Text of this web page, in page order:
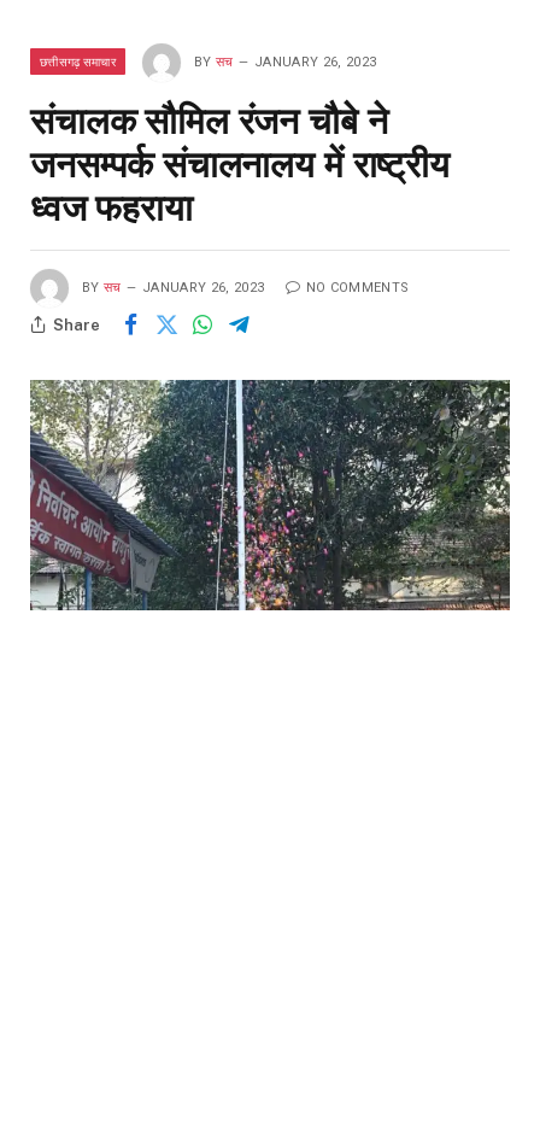
छत्तीसगढ़ समाचार BY सच JANUARY 26, 2023
संचालक सौमिल रंजन चौबे ने
जनसम्पर्क संचालनालय में राष्ट्रीय
ध्वज फहराया
BY सच JANUARY 26, 2023 NO COMMENTS
Share